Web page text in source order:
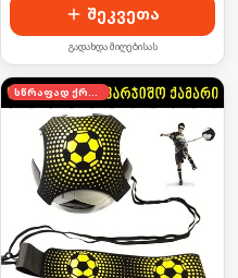
შეკვეთა
გადახდა მიღებისას
სწრაფად ქრება